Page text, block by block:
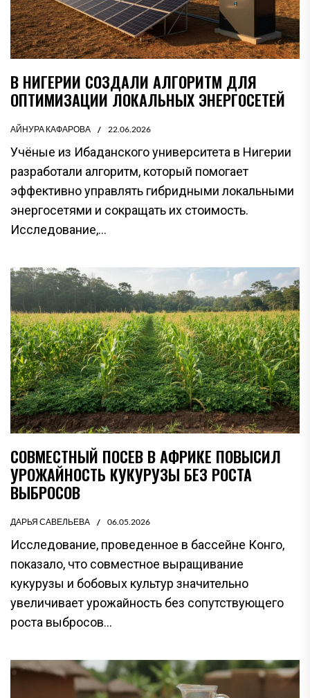
В НИГЕРИИ СОЗДАЛИ АЛГОРИТМ ДЛЯ
ОПТИМИЗАЦИИ ЛОКАЛЬНЫХ ЭНЕРГОСЕТЕЙ
АЙНУРА КАФАРОВА 22.06.2026
Учёные из Ибаданского университета в Нигерии
разработали алгоритм, который помогает
эффективно управлять гибридными локальными
энергосетями и сокращать их стоимость.
Исследование,...
СОВМЕСТНЫЙ ПОСЕВ В АФРИКЕ ПОВЫСИЛ
УРОЖАЙНОСТЬ КУКУРУЗЫ БЕЗ РОСТА
ВЫБРОСОВ
ДАРЬЯ САВЕЛЬЕВА 06.05.2026
Исследование, проведенное в бассейне Конго,
показало, что совместное выращивание
кукурузы и бобовых культур значительно
увеличивает урожайность без сопутствующего
роста выбросов...